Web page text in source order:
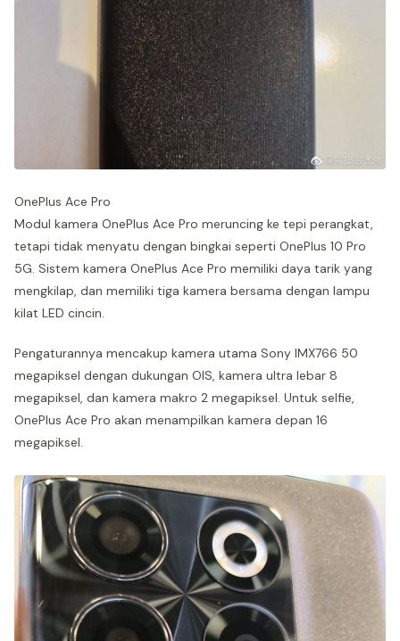
OnePlus Ace Pro
Modul kamera OnePlus Ace Pro meruncing ke tepi perangkat,
tetapi tidak menyatu dengan bingkai seperti OnePlus 10 Pro
5G. Sistem kamera OnePlus Ace Pro memiliki daya tarik yang
mengkilap, dan memiliki tiga kamera bersama dengan lampu
kilat LED cincin.
Pengaturannya mencakup kamera utama Sony IMX766 50
megapiksel dengan dukungan OIS, kamera ultra lebar 8
megapiksel, dan kamera makro 2 megapiksel. Untuk selfie,
OnePlus Ace Pro akan menampilkan kamera depan 16
megapiksel.